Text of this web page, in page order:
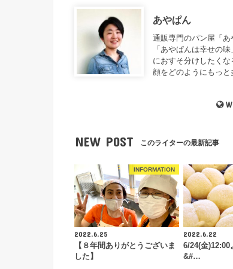
あやぱん
通販専門のパン屋「あ
「あやぱんは幸せの
におすそ分けしたく
顔をどのようにもっと
NEW POST このライターの最新記事
INFORMATION
2022.6.25
【８年間ありがとうございま
した】
2022.6.22
6/24(金)12:00
&#…